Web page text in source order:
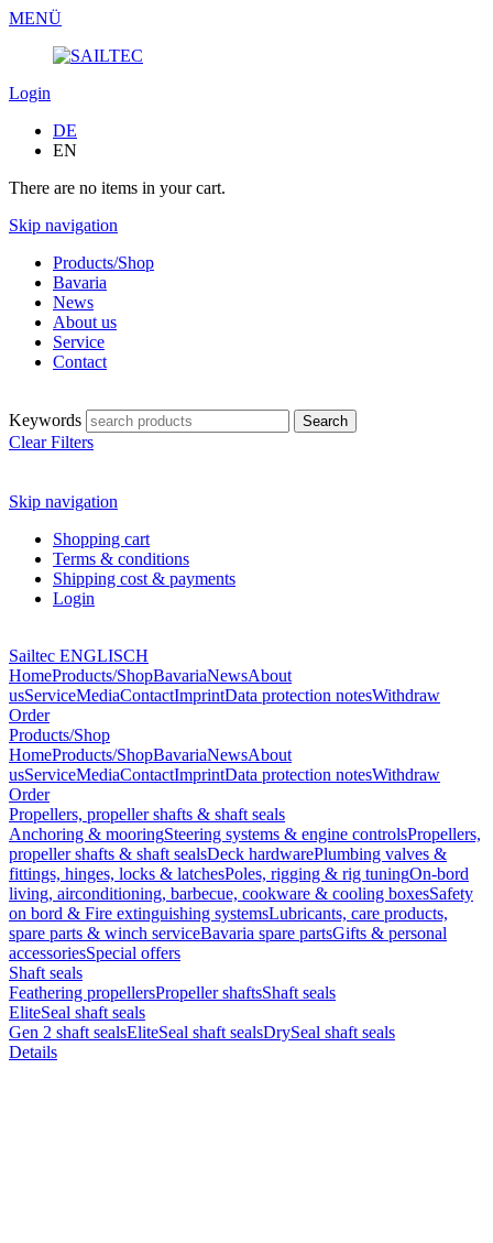
MENÜ
Login
DE
EN
There are no items in your cart.
Skip navigation
Products/Shop
Bavaria
News
About us
Service
Contact
Keywords
Clear Filters
Skip navigation
Shopping cart
Terms & conditions
Shipping cost & payments
Login
Sailtec ENGLISCH
HomeProducts/ShopBavariaNewsAbout
usServiceMediaContactImprintData protection notesWithdraw
Order
Products/Shop
HomeProducts/ShopBavariaNewsAbout
usServiceMediaContactImprintData protection notesWithdraw
Order
Propellers, propeller shafts & shaft seals
Anchoring & mooringSteering systems & engine controlsPropellers,
propeller shafts & shaft sealsDeck hardwarePlumbing valves &
fittings, hinges, locks & latchesPoles, rigging & rig tuningOn-bord
living, airconditioning, barbecue, cookware & cooling boxesSafety
on bord & Fire extinguishing systemsLubricants, care products,
spare parts & winch serviceBavaria spare partsGifts & personal
accessoriesSpecial offers
Shaft seals
Feathering propellersPropeller shaftsShaft seals
EliteSeal shaft seals
Gen 2 shaft sealsEliteSeal shaft sealsDrySeal shaft seals
Details